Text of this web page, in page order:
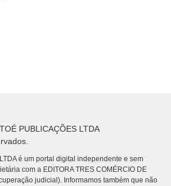
PUBLICAÇÕES LTDA
é um portal digital independente e sem
com a EDITORA TRES COMÉRCIO DE
judicial). Informamos também que não